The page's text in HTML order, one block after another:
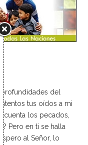
del
tus oídos a mi
cuenta los pecados,
Pero en ti se halla
al Señor, lo